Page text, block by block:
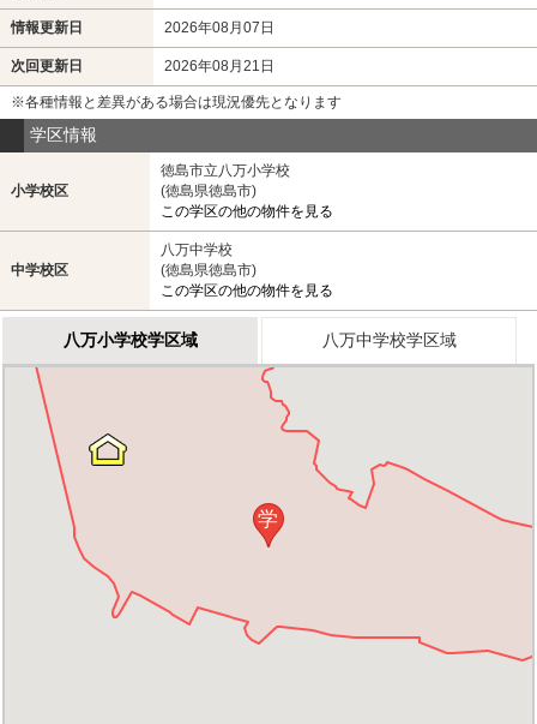
情報更新日 2026年08月07日
次回更新日 2026年08月21日
※各種情報と差異がある場合は現況優先となります
学区情報
小学校区
徳島市立八万小学校
(徳島県徳島市)
この学区の他の物件を見る
中学校区
八万中学校
(徳島県徳島市)
この学区の他の物件を見る
八万小学校学区域 八万中学校学区域
学